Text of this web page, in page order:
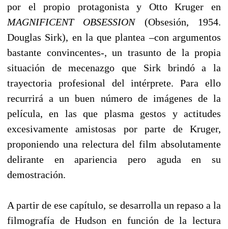
por el propio protagonista y Otto Kruger en
MAGNIFICENT OBSESSION(Obsesión, 1954.
Douglas Sirk), en la que plantea –con argumentos
bastante convincentes-, un trasunto de la propia
situación de mecenazgo que Sirk brindó a la
trayectoria profesional del intérprete. Para ello
recurrirá a un buen número de imágenes de la
película, en las que plasma gestos y actitudes
excesivamente amistosas por parte de Kruger,
proponiendo una relectura del film absolutamente
delirante en apariencia pero aguda en su
demostración.
A partir de ese capítulo, se desarrolla un repaso a la
filmografía de Hudson en función de la lectura